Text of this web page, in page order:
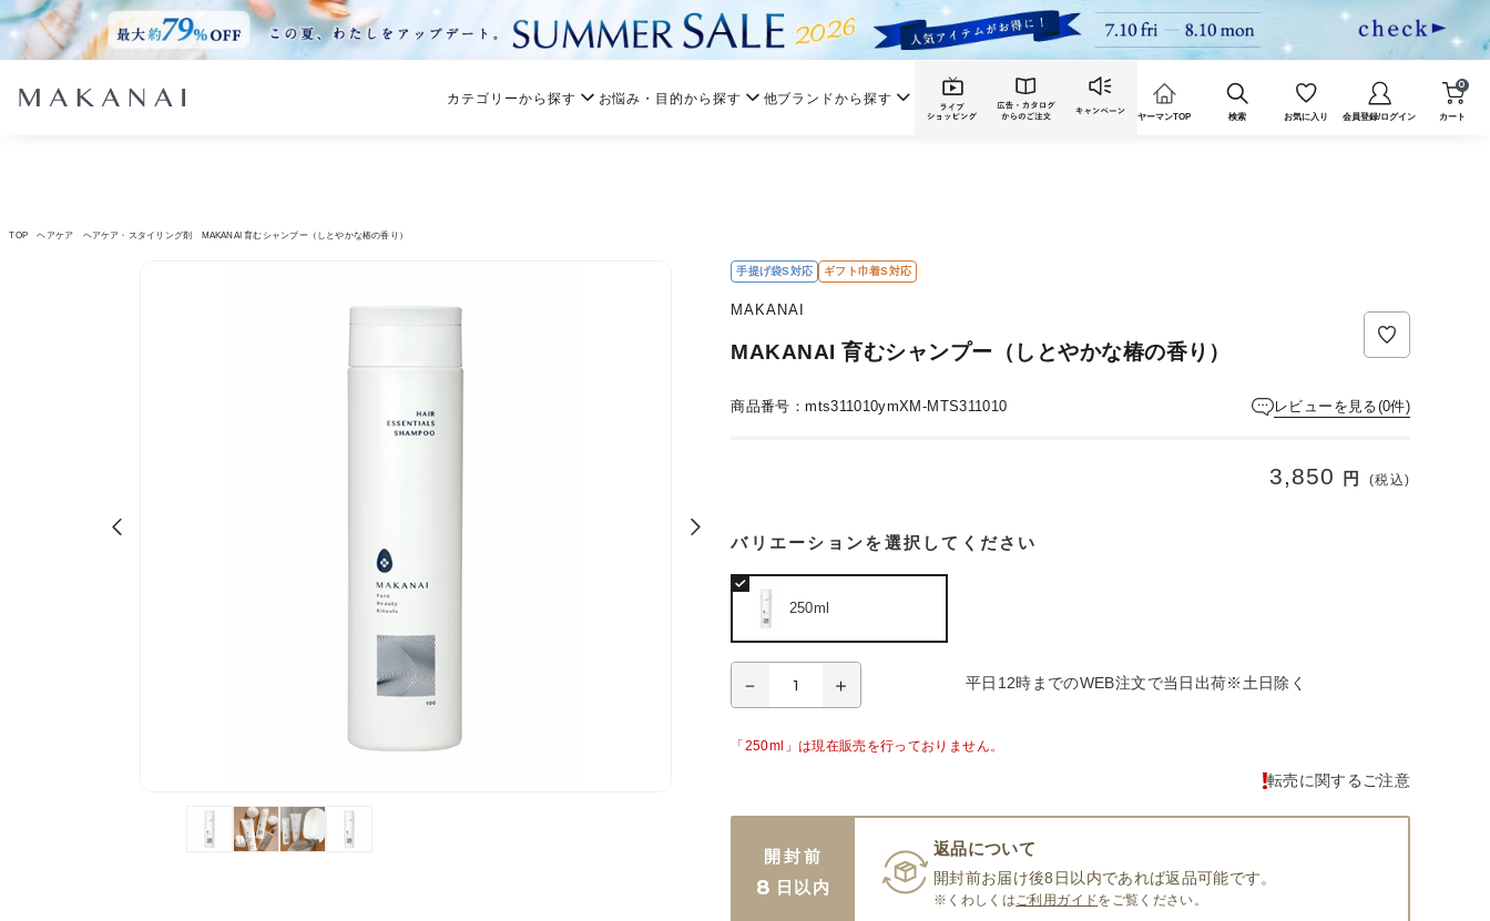
カテゴリーから探す お悩み・目的から探す 他ブランドから探す
ヤーマンTOP 検索 お気に入り 会員登録/ログイン カート
0
TOP ヘアケア ヘアケア・スタイリング剤 MAKANAI 育むシャンプー（しとやかな椿の香り）
手提げ袋S対応 ギフト巾着S対応
MAKANAI
MAKANAI 育むシャンプー（しとやかな椿の香り）
商品番号：mts311010ymXM-MTS311010 レビューを見る(0件)
3,850 円 (税込)
バリエーションを選択してください
250ml
平日12時までのWEB注文で当日出荷※土日除く
「250ml」は現在販売を行っておりません。
転売に関するご注意
開封前
8 日以内
返品について
開封前お届け後8日以内であれば返品可能です。
※くわしくは ご利用ガイドをご覧ください。